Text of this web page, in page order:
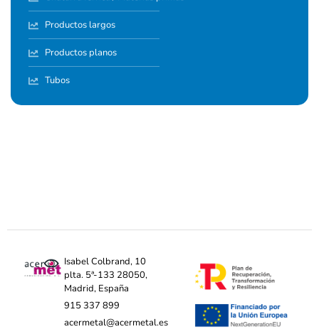
Productos largos
Productos planos
Tubos
Isabel Colbrand, 10
plta. 5ª-133 28050,
Madrid, España
915 337 899
acermetal@acermetal.es